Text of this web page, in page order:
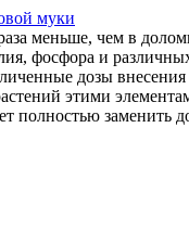
муки
меньше, чем в
фосфора и
дозы
этими
полностью заменить